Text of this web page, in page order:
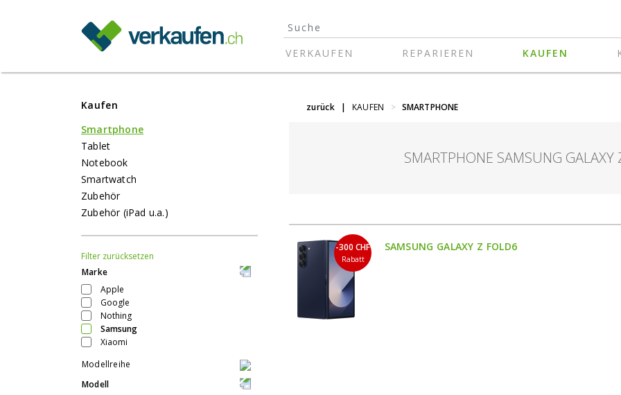
VERKAUFEN REPARIEREN KAUFEN
Kaufen
Smartphone
Tablet
Notebook
Smartwatch
Zubehör
Zubehör (iPad u.a.)
Filter zurücksetzen
Marke
Apple
Google
Nothing
Samsung
Xiaomi
Modellreihe
Modell
zurück | KAUFEN > SMARTPHONE
SMARTPHONE SAMSUNG GALAXY
-300 CHF
Rabatt
SAMSUNG GALAXY Z FOLD6